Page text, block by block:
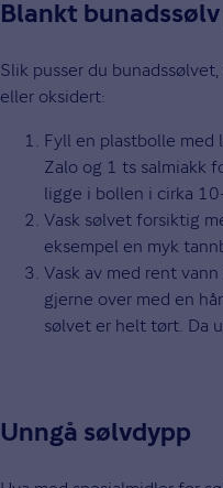
Blankt bunadssølv
Slik pusser du
eller oksidert:
Fyll en plastbolle med
Zalo og 1 ts salmiakk
ligge i bollen i cirka
Vask sølvet forsiktig
eksempel en myk
Vask av med rent
gjerne over med en
sølvet er helt tørt. Da
Unngå sølvdypp